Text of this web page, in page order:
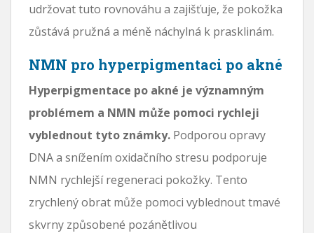
udržovat tuto rovnováhu a zajišťuje, že pokožka
zůstává pružná a méně náchylná k prasklinám.
NMN pro hyperpigmentaci po akné
Hyperpigmentace po akné je významným
problémem a NMN může pomoci rychleji
vyblednout tyto známky. Podporou opravy
DNA a snížením oxidačního stresu podporuje
NMN rychlejší regeneraci pokožky. Tento
zrychlený obrat může pomoci vyblednout tmavé
skvrny způsobené pozánětlivou